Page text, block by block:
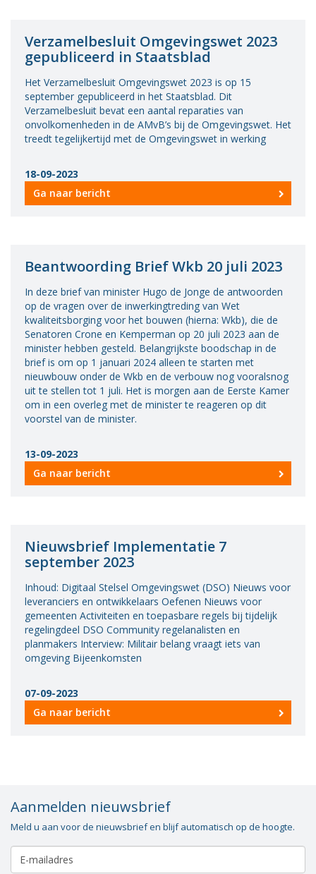
Verzamelbesluit Omgevingswet 2023
gepubliceerd in Staatsblad
Het Verzamelbesluit Omgevingswet 2023 is op 15
september gepubliceerd in het Staatsblad. Dit
Verzamelbesluit bevat een aantal reparaties van
onvolkomenheden in de AMvB’s bij de Omgevingswet. Het
treedt tegelijkertijd met de Omgevingswet in werking
18-09-2023
Ga naar bericht
Beantwoording Brief Wkb 20 juli 2023
In deze brief van minister Hugo de Jonge de antwoorden
op de vragen over de inwerkingtreding van Wet
kwaliteitsborging voor het bouwen (hierna: Wkb), die de
Senatoren Crone en Kemperman op 20 juli 2023 aan de
minister hebben gesteld. Belangrijkste boodschap in de
brief is om op 1 januari 2024 alleen te starten met
nieuwbouw onder de Wkb en de verbouw nog vooralsnog
uit te stellen tot 1 juli. Het is morgen aan de Eerste Kamer
om in een overleg met de minister te reageren op dit
voorstel van de minister.
13-09-2023
Ga naar bericht
Nieuwsbrief Implementatie 7
september 2023
Inhoud: Digitaal Stelsel Omgevingswet (DSO) Nieuws voor
leveranciers en ontwikkelaars Oefenen Nieuws voor
gemeenten Activiteiten en toepasbare regels bij tijdelijk
regelingdeel DSO Community regelanalisten en
planmakers Interview: Militair belang vraagt iets van
omgeving Bijeenkomsten
07-09-2023
Ga naar bericht
Aanmelden nieuwsbrief
Meld u aan voor de nieuwsbrief en blijf automatisch op de hoogte.